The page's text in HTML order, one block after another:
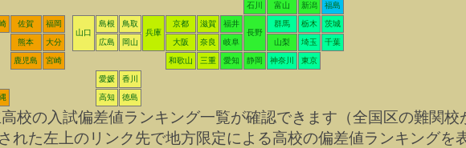
石川 富山 新潟 福島
佐賀
福岡
山口
島根
鳥取
兵庫
京都 滋賀
福井
長野
群馬 栃木 茨城
熊本 大分 広島 岡山 大阪 奈良 岐阜 山梨 埼玉 千葉
鹿児島 宮崎 和歌山 三重 愛知 静岡 神奈川 東京
愛媛 香川
高知 徳島
の入試偏差値ランキング一覧が確認できます（全国区の難関校
れた左上のリンク先で地方限定による高校の偏差値ランキングを